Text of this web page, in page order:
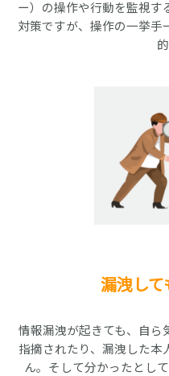
ー）の操作や行動を監視す
対策ですが、操作の一挙手
漏洩し
情報漏洩が起きても、自ら
指摘されたり、漏洩した本
ん。そして分かったとし